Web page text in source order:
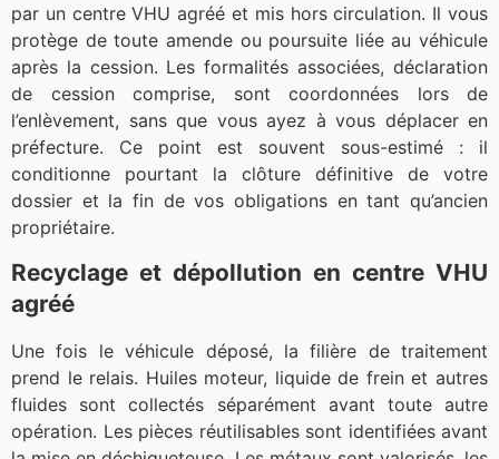
par un centre VHU agréé et mis hors circulation. Il vous
protège de toute amende ou poursuite liée au véhicule
après la cession. Les formalités associées, déclaration
de cession comprise, sont coordonnées lors de
l’enlèvement, sans que vous ayez à vous déplacer en
préfecture. Ce point est souvent sous-estimé : il
conditionne pourtant la clôture définitive de votre
dossier et la fin de vos obligations en tant qu’ancien
propriétaire.
Recyclage et dépollution en centre VHU
agréé
Une fois le véhicule déposé, la filière de traitement
prend le relais. Huiles moteur, liquide de frein et autres
fluides sont collectés séparément avant toute autre
opération. Les pièces réutilisables sont identifiées avant